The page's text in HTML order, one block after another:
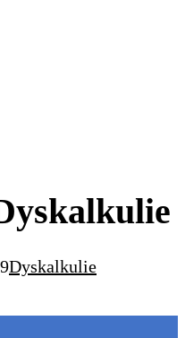
Dyskalkulie